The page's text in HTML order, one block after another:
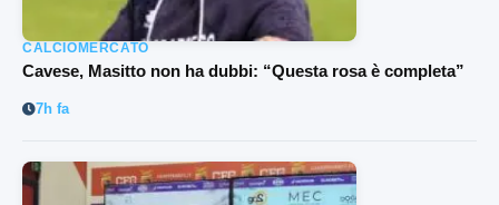
CALCIOMERCATO
Cavese, Masitto non ha dubbi: “Questa rosa è completa”
7h fa